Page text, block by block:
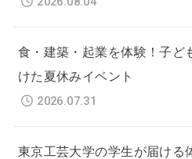
食・建築・起業を体験！子ど
けた夏休みイベント
2026.07.31
東京工芸大学の学生が届ける